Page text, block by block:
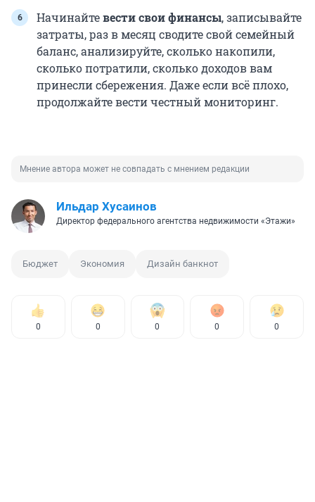
Начинайтевести свои финансы, записывайте
затраты, раз в месяц сводите свой семейный
баланс, анализируйте, сколько накопили,
сколько потратили, сколько доходов вам
принесли сбережения. Даже если всё плохо,
продолжайте вести честный мониторинг.
Мнение автора может не совпадать с мнением редакции
Ильдар Хусаинов
Директор федерального агентства недвижимости «Этажи»
Бюджет Экономия Дизайн банкнот
0 0 0 0 0